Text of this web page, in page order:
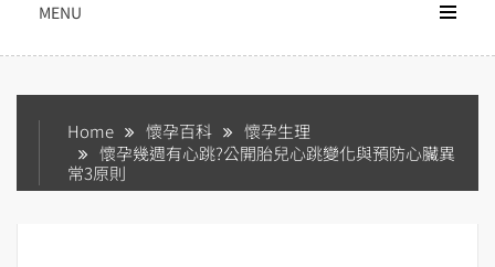
MENU
Home 懷孕百科
懷孕生理
懷孕幾週有心跳?公開胎兒心跳變化與預防心臟異
常3原則